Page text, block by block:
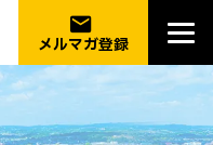
email
メルマガ登録